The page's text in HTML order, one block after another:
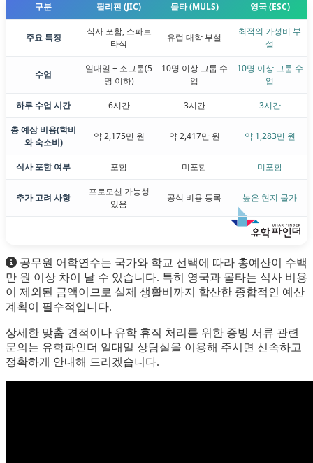
구분 필리핀 (JIC) 몰타 (MULS) 영국 (ESC)
주요 특징
식사 포함, 스파르
타식
유럽 대학 부설
최적의 가성비 부
설
수업
일대일 + 소그룹(5
명 이하)
10명 이상 그룹 수
업
10명 이상 그룹 수
업
하루 수업 시간 6시간 3시간 3시간
총 예상 비용(학비
와 숙소비)
약 2,175만 원 약 2,417만 원 약 1,283만 원
식사 포함 여부 포함 미포함 미포함
추가 고려 사항
프로모션 가능성
있음
공식 비용 등록 높은 현지 물가
공무원 어학연수는 국가와 학교 선택에 따라 총예산이 수백
만 원 이상 차이 날 수 있습니다. 특히 영국과 몰타는 식사 비용
이 제외된 금액이므로 실제 생활비까지 합산한 종합적인 예산
계획이 필수적입니다.
상세한 맞춤 견적이나 유학 휴직 처리를 위한 증빙 서류 관련
문의는 유학파인더 일대일 상담실을 이용해 주시면 신속하고
정확하게 안내해 드리겠습니다.